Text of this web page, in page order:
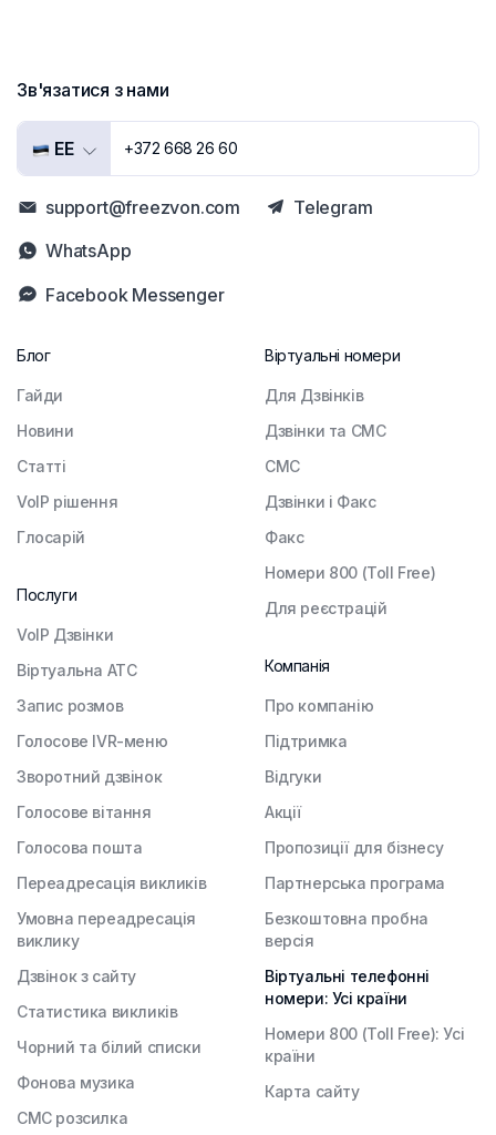
Зв'язатися з нами
EE +372 668 26 60
support@freezvon.com
Facebook Messenger
Telegram
WhatsApp
Блог
Гайди
Новини
Статті
VoIP рішення
Глосарій
Послуги
VoIP Дзвінки
Віртуальна АТС
Запис розмов
Голосове IVR-меню
Зворотний дзвінок
Голосове вітання
Голосова пошта
Переадресація викликів
Умовна переадресація
виклику
Дзвінок з сайту
Статистика викликів
Чорний та білий списки
Фонова музика
СМС розсилка
Віртуальні номери
Для Дзвінків
Дзвінки та СМС
СМС
Дзвінки і Факс
Факс
Номери 800 (Toll Free)
Для реєстрацій
Компанія
Про компанію
Підтримка
Відгуки
Акції
Пропозиції для бізнесу
Партнерська програма
Безкоштовна пробна
версія
Віртуальні телефонні
номери: Усі країни
Номери 800 (Toll Free): Усі
країни
Карта сайту